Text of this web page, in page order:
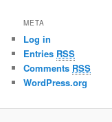
META
Log in
Entries RSS
Comments RSS
WordPress.org